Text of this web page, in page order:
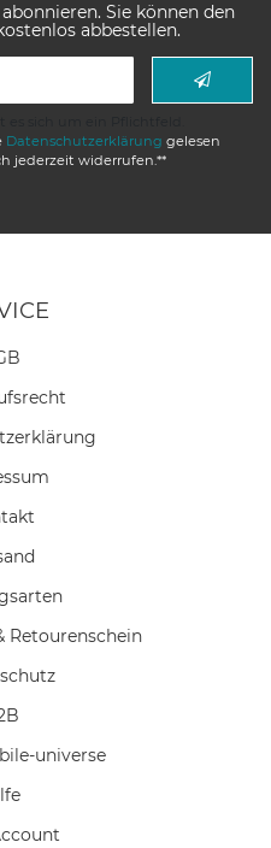
Sie können den
abbestellen.
Daten­schutz­erklärung gelesen
jederzeit widerrufen.**
Retourenschein
universe